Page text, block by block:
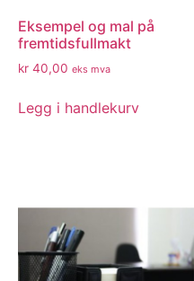
Eksempel og mal på
fremtidsfullmakt
kr 40,00 eks mva
Legg i handlekurv